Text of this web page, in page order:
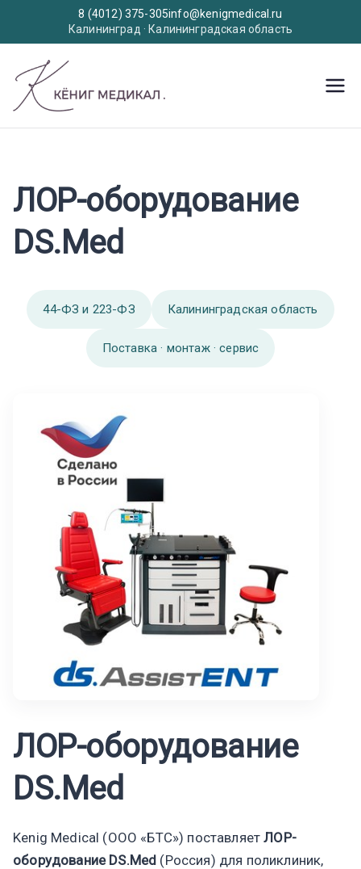
8 (4012) 375-305info@kenigmedical.ru
Калининград · Калининградская область
содержимому
Медицинское оборудование
ЛОР-оборудование
DS.Med
44-ФЗ и 223-ФЗ Калининградская область
Поставка · монтаж · сервис
ЛОР-оборудование
DS.Med
Kenig Medical (ООО «БТС») поставляетЛОР-
оборудование DS.Med (Россия) для поликлиник,